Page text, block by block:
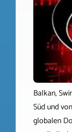
Balkan,
Süd und
globalen